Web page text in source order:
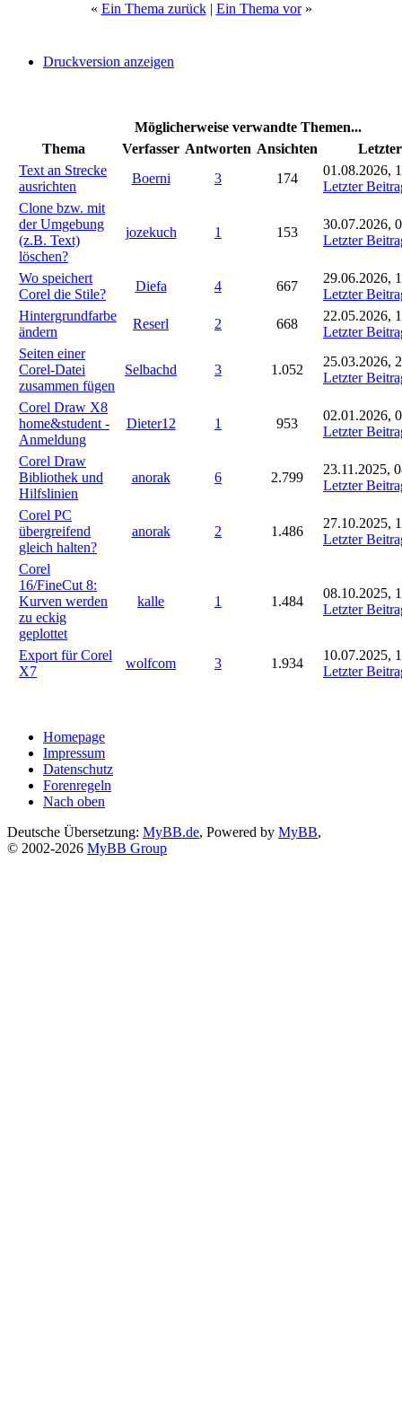
« Ein Thema zurück| Ein Thema vor»
Druckversion anzeigen
Möglicherweise verwandte Themen...
Thema
Verfasser Antworten Ansichten
Text an Strecke
ausrichten
Boerni 3 174
01.08.2026,
Letzter
Clone bzw. mit
der Umgebung
(z.B. Text)
löschen?
jozekuch 1 153
30.07.2026,
Letzter
Wo speichert
Corel die Stile?
Diefa 4 667
29.06.2026,
Letzter
Hintergrundfarbe
ändern
Reserl 2 668
22.05.2026,
Letzter
Seiten einer
Corel-Datei
zusammen fügen
Selbachd 3 1.052
25.03.2026,
Letzter
Corel Draw X8
home&student -
Anmeldung
Dieter12 1 953
02.01.2026,
Letzter
Corel Draw
Bibliothek und
Hilfslinien
anorak 6 2.799
23.11.2025,
Letzter
Corel PC
übergreifend
gleich halten?
anorak 2 1.486
27.10.2025,
Letzter
Corel
16/FineCut 8:
Kurven werden
zu eckig
geplottet
kalle 1 1.484
08.10.2025,
Letzter
Export für Corel
X7
wolfcom 3 1.934
10.07.2025,
Letzter
Homepage
Impressum
Datenschutz
Forenregeln
Nach oben
Deutsche Übersetzung: MyBB.de, Powered by MyBB,
© 2002-2026 MyBB Group